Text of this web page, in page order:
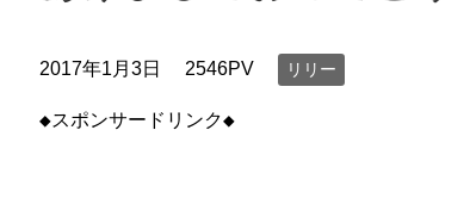
2017年1月3日 2546PV リリー
◆スポンサードリンク◆